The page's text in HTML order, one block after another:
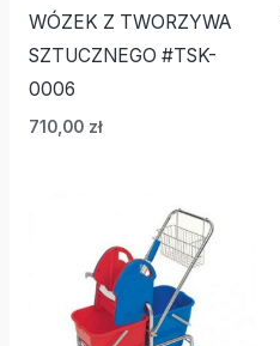
WÓZEK Z TWORZYWA
SZTUCZNEGO #TSK-
0006
710,00 zł